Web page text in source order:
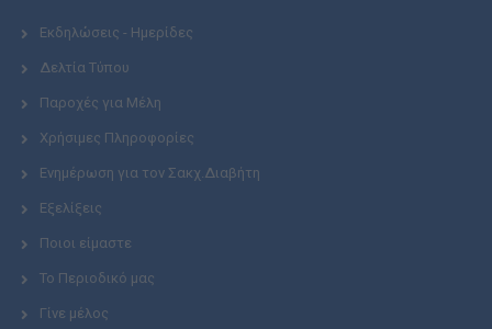
Εκδηλώσεις - Ημερίδες
Δελτία Τύπου
Παροχές για Μέλη
Χρήσιμες Πληροφορίες
Ενημέρωση για τον Σακχ.Διαβήτη
Εξελίξεις
Ποιοι είμαστε
Το Περιοδικό μας
Γίνε μέλος